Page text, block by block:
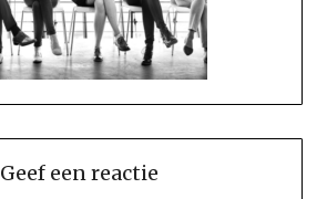
Geef een reactie